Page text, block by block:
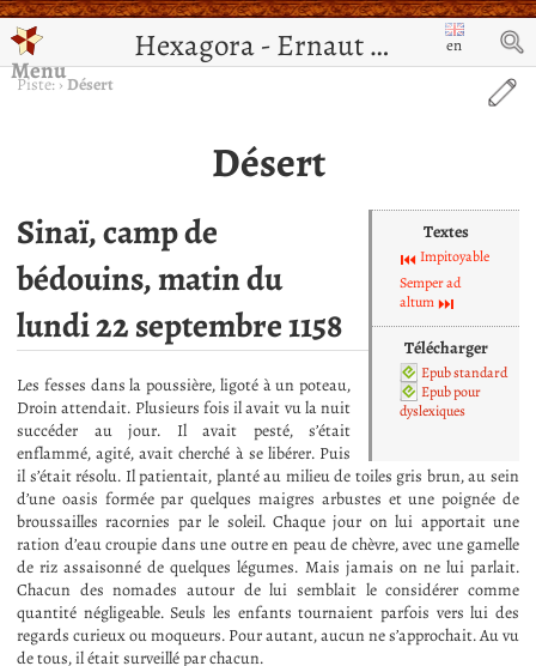
Hexagora - Ernaut de Jérusalem
Menu
en
Piste:›Désert
Désert
Textes
Impitoyable
Semper ad
altum
Télécharger
Epub standard
Epub pour
dyslexiques
Sinaï, camp de
bédouins, matin du
lundi 22 septembre 1158
Les fesses dans la poussière, ligoté à un poteau,
Droin attendait. Plusieurs fois il avait vu la nuit
succéder au jour. Il avait pesté, s’était
enflammé, agité, avait cherché à se libérer. Puis
il s’était résolu. Il patientait, planté au milieu de toiles gris brun, au sein
d’une oasis formée par quelques maigres arbustes et une poignée de
broussailles racornies par le soleil. Chaque jour on lui apportait une
ration d’eau croupie dans une outre en peau de chèvre, avec une gamelle
de riz assaisonné de quelques légumes. Mais jamais on ne lui parlait.
Chacun des nomades autour de lui semblait le considérer comme
quantité négligeable. Seuls les enfants tournaient parfois vers lui des
regards curieux ou moqueurs. Pour autant, aucun ne s’approchait. Au vu
de tous, il était surveillé par chacun.